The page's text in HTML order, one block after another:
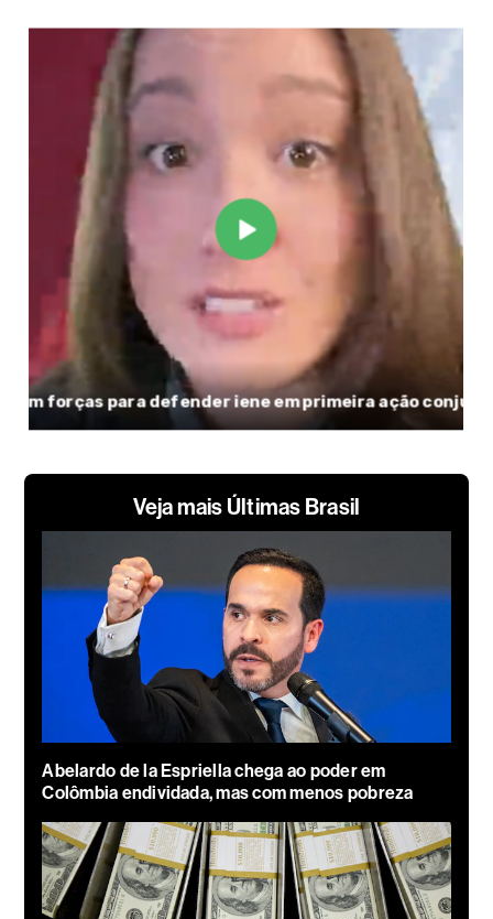
Veja mais Últimas Brasil
Abelardo de la Espriella chega ao poder em
Colômbia endividada, mas com menos pobreza